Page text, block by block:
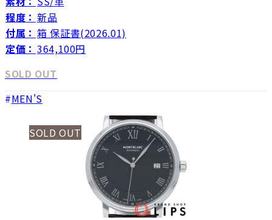
程度： 新品
付属： 箱 保証書(2026.01)
定価： 364,100円
SOLD OUT
MEN'S
SOLD OUT